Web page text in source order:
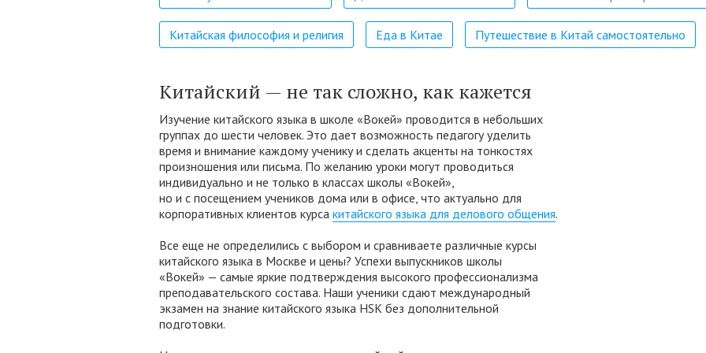
Китайская философия и религия Еда в Китае Путешествие в Китай самостоятельно
Китайский — не так сложно, как кажется
Изучение китайского языка в школе «Вокей» проводится в небольших
группах до шести человек. Это дает возможность педагогу уделить
время и внимание каждому ученику и сделать акценты на тонкостях
произношения или письма. По желанию уроки могут проводиться
индивидуально и не только в классах школы «Вокей»,
но и с посещением учеников дома или в офисе, что актуально для
корпоративных клиентов курса китайского языка для делового общения.
Все еще не определились с выбором и сравниваете различные курсы
китайского языка в Москве и цены? Успехи выпускников школы
«Вокей» — самые яркие подтверждения высокого профессионализма
преподавательского состава. Наши ученики сдают международный
экзамен на знание китайского языка HSK без дополнительной
подготовки.